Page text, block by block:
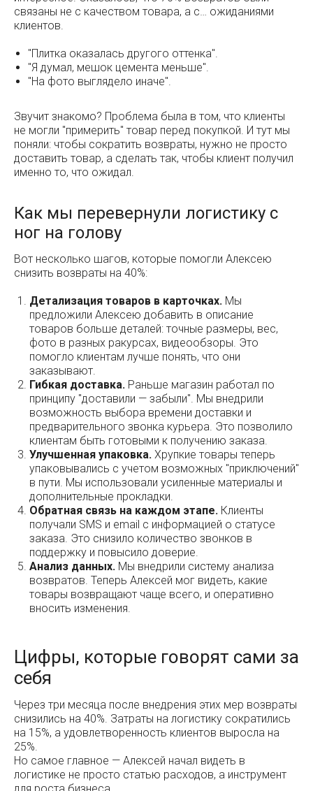
связаны не с качеством товара, а с… ожиданиями
клиентов.
"Плитка оказалась другого оттенка".
"Я думал, мешок цемента меньше".
"На фото выглядело иначе".
Звучит знакомо? Проблема была в том, что клиенты
не могли "примерить" товар перед покупкой. И тут мы
поняли: чтобы сократить возвраты, нужно не просто
доставить товар, а сделать так, чтобы клиент получил
именно то, что ожидал.
Как мы перевернули логистику с
ног на голову
Вот несколько шагов, которые помогли Алексею
снизить возвраты на 40%:
Детализация товаров в карточках. Мы
предложили Алексею добавить в описание
товаров больше деталей: точные размеры, вес,
фото в разных ракурсах, видеообзоры. Это
помогло клиентам лучше понять, что они
заказывают.
Гибкая доставка. Раньше магазин работал по
принципу "доставили — забыли". Мы внедрили
возможность выбора времени доставки и
предварительного звонка курьера. Это позволило
клиентам быть готовыми к получению заказа.
Улучшенная упаковка. Хрупкие товары теперь
упаковывались с учетом возможных "приключений"
в пути. Мы использовали усиленные материалы и
дополнительные прокладки.
Обратная связь на каждом этапе. Клиенты
получали SMS и email с информацией о статусе
заказа. Это снизило количество звонков в
поддержку и повысило доверие.
Анализ данных. Мы внедрили систему анализа
возвратов. Теперь Алексей мог видеть, какие
товары возвращают чаще всего, и оперативно
вносить изменения.
Цифры, которые говорят сами за
себя
Через три месяца после внедрения этих мер возвраты
снизились на 40%. Затраты на логистику сократились
на 15%, а удовлетворенность клиентов выросла на
25%.
Но самое главное — Алексей начал видеть в
логистике не просто статью расходов, а инструмент